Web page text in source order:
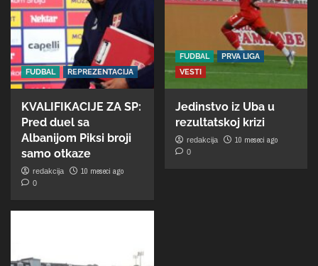
FUDBAL REPREZENTACIJA
KVALIFIKACIJE ZA SP:
Pred duel sa
Albanijom Piksi broji
samo otkaze
redakcija 10 meseci ago
0
FUDBAL
PRVA LIGA
VESTI
Jedinstvo iz Uba u
rezultatskoj krizi
redakcija 10 meseci ago
0